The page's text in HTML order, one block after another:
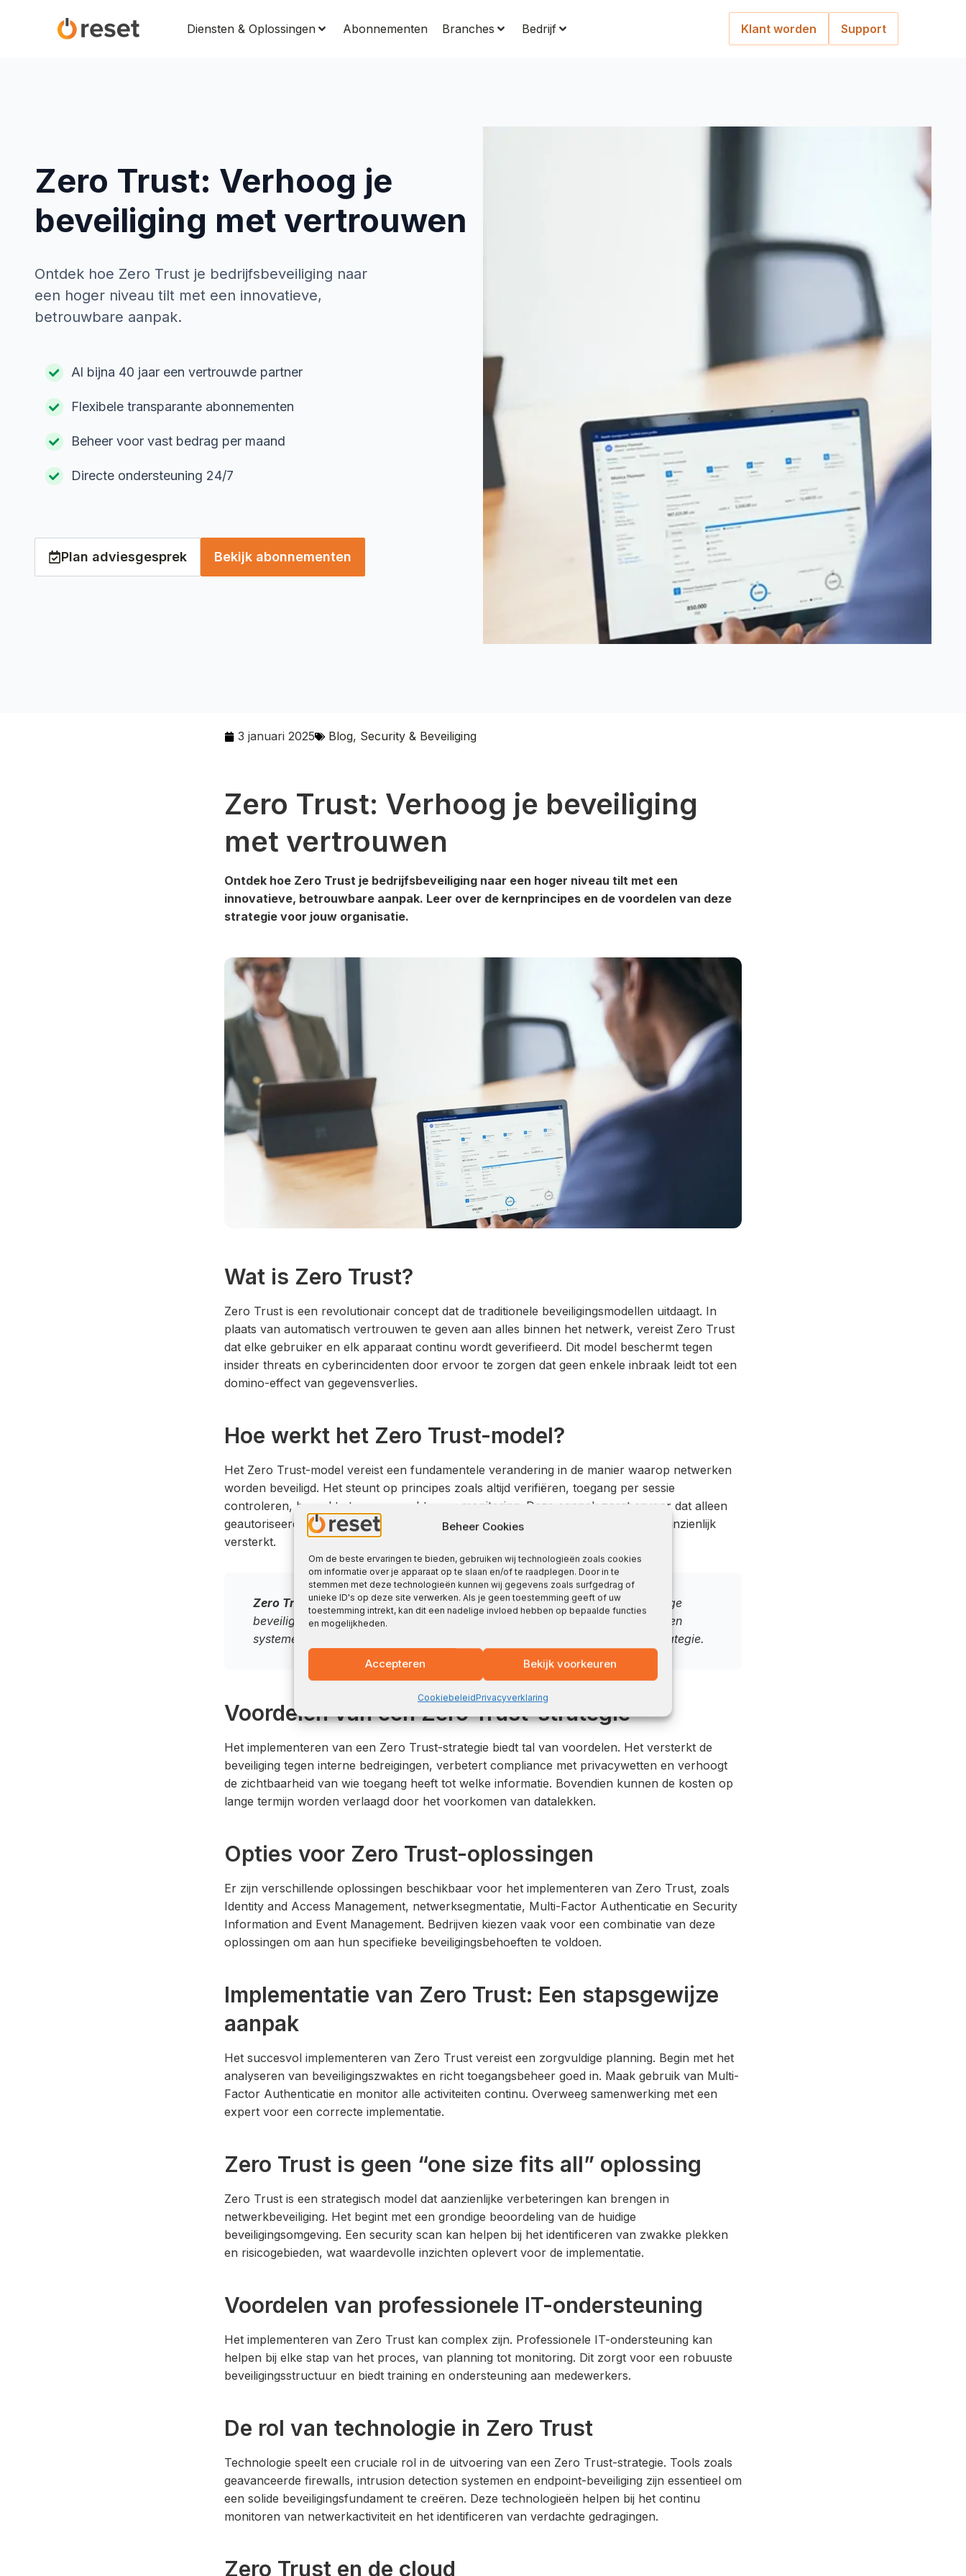
Beheer Cookies
Om de beste ervaringen te bieden, gebruiken wij technologieën zoals cookies
om informatie over je apparaat op te slaan en/of te raadplegen. Door in te
stemmen met deze technologieën kunnen wij gegevens zoals surfgedrag of
unieke ID's op deze site verwerken. Als je geen toestemming geeft of uw
toestemming intrekt, kan dit een nadelige invloed hebben op bepaalde functies
en mogelijkheden.
Accepteren Bekijk voorkeuren
CookiebeleidPrivacyverklaring
Diensten & Oplossingen Abonnementen Branches Bedrijf Klant worden Support
Zero Trust: Verhoog je
beveiliging met vertrouwen
Ontdek hoe Zero Trust je bedrijfsbeveiliging naar
een hoger niveau tilt met een innovatieve,
betrouwbare aanpak.
Al bijna 40 jaar een vertrouwde partner
Flexibele transparante abonnementen
Beheer voor vast bedrag per maand
Directe ondersteuning 24/7
Plan adviesgesprek Bekijk abonnementen
3 januari 2025 Blog, Security & Beveiliging
Zero Trust: Verhoog je beveiliging
met vertrouwen
Ontdek hoe Zero Trust je bedrijfsbeveiliging naar een hoger niveau tilt met een
innovatieve, betrouwbare aanpak. Leer over de kernprincipes en de voordelen van deze
strategie voor jouw organisatie.
Wat is Zero Trust?
Zero Trust is een revolutionair concept dat de traditionele beveiligingsmodellen uitdaagt. In
plaats van automatisch vertrouwen te geven aan alles binnen het netwerk, vereist Zero Trust
dat elke gebruiker en elk apparaat continu wordt geverifieerd. Dit model beschermt tegen
insider threats en cyberincidenten door ervoor te zorgen dat geen enkele inbraak leidt tot een
domino-effect van gegevensverlies.
Hoe werkt het Zero Trust-model?
Het Zero Trust-model vereist een fundamentele verandering in de manier waarop netwerken
worden beveiligd. Het steunt op principes zoals altijd verifiëren, toegang per sessie
controleren, beperkte toegangsrechten en monitoring. Deze aanpak zorgt ervoor dat alleen
geautoriseerde gebruikers toegang krijgen tot gevoelige data, wat de beveiliging aanzienlijk
versterkt.
Zero Trust implementatie tip:Begin met een grondige evaluatie van je huidige
beveiligingsinfrastructuur. Identificeer zwakke punten en bepaal welke data en
systemen cruciaal zijn. Dit vormt de basis voor een effectieve Zero Trust-strategie.
Voordelen van een Zero Trust-strategie
Het implementeren van een Zero Trust-strategie biedt tal van voordelen. Het versterkt de
beveiliging tegen interne bedreigingen, verbetert compliance met privacywetten en verhoogt
de zichtbaarheid van wie toegang heeft tot welke informatie. Bovendien kunnen de kosten op
lange termijn worden verlaagd door het voorkomen van datalekken.
Opties voor Zero Trust-oplossingen
Er zijn verschillende oplossingen beschikbaar voor het implementeren van Zero Trust, zoals
Identity and Access Management, netwerksegmentatie, Multi-Factor Authenticatie en Security
Information and Event Management. Bedrijven kiezen vaak voor een combinatie van deze
oplossingen om aan hun specifieke beveiligingsbehoeften te voldoen.
Implementatie van Zero Trust: Een stapsgewijze
aanpak
Het succesvol implementeren van Zero Trust vereist een zorgvuldige planning. Begin met het
analyseren van beveiligingszwaktes en richt toegangsbeheer goed in. Maak gebruik van Multi-
Factor Authenticatie en monitor alle activiteiten continu. Overweeg samenwerking met een
expert voor een correcte implementatie.
Zero Trust is geen “one size fits all” oplossing
Zero Trust is een strategisch model dat aanzienlijke verbeteringen kan brengen in
netwerkbeveiliging. Het begint met een grondige beoordeling van de huidige
beveiligingsomgeving. Een security scan kan helpen bij het identificeren van zwakke plekken
en risicogebieden, wat waardevolle inzichten oplevert voor de implementatie.
Voordelen van professionele IT-ondersteuning
Het implementeren van Zero Trust kan complex zijn. Professionele IT-ondersteuning kan
helpen bij elke stap van het proces, van planning tot monitoring. Dit zorgt voor een robuuste
beveiligingsstructuur en biedt training en ondersteuning aan medewerkers.
De rol van technologie in Zero Trust
Technologie speelt een cruciale rol in de uitvoering van een Zero Trust-strategie. Tools zoals
geavanceerde firewalls, intrusion detection systemen en endpoint-beveiliging zijn essentieel om
een solide beveiligingsfundament te creëren. Deze technologieën helpen bij het continu
monitoren van netwerkactiviteit en het identificeren van verdachte gedragingen.
Zero Trust en de cloud